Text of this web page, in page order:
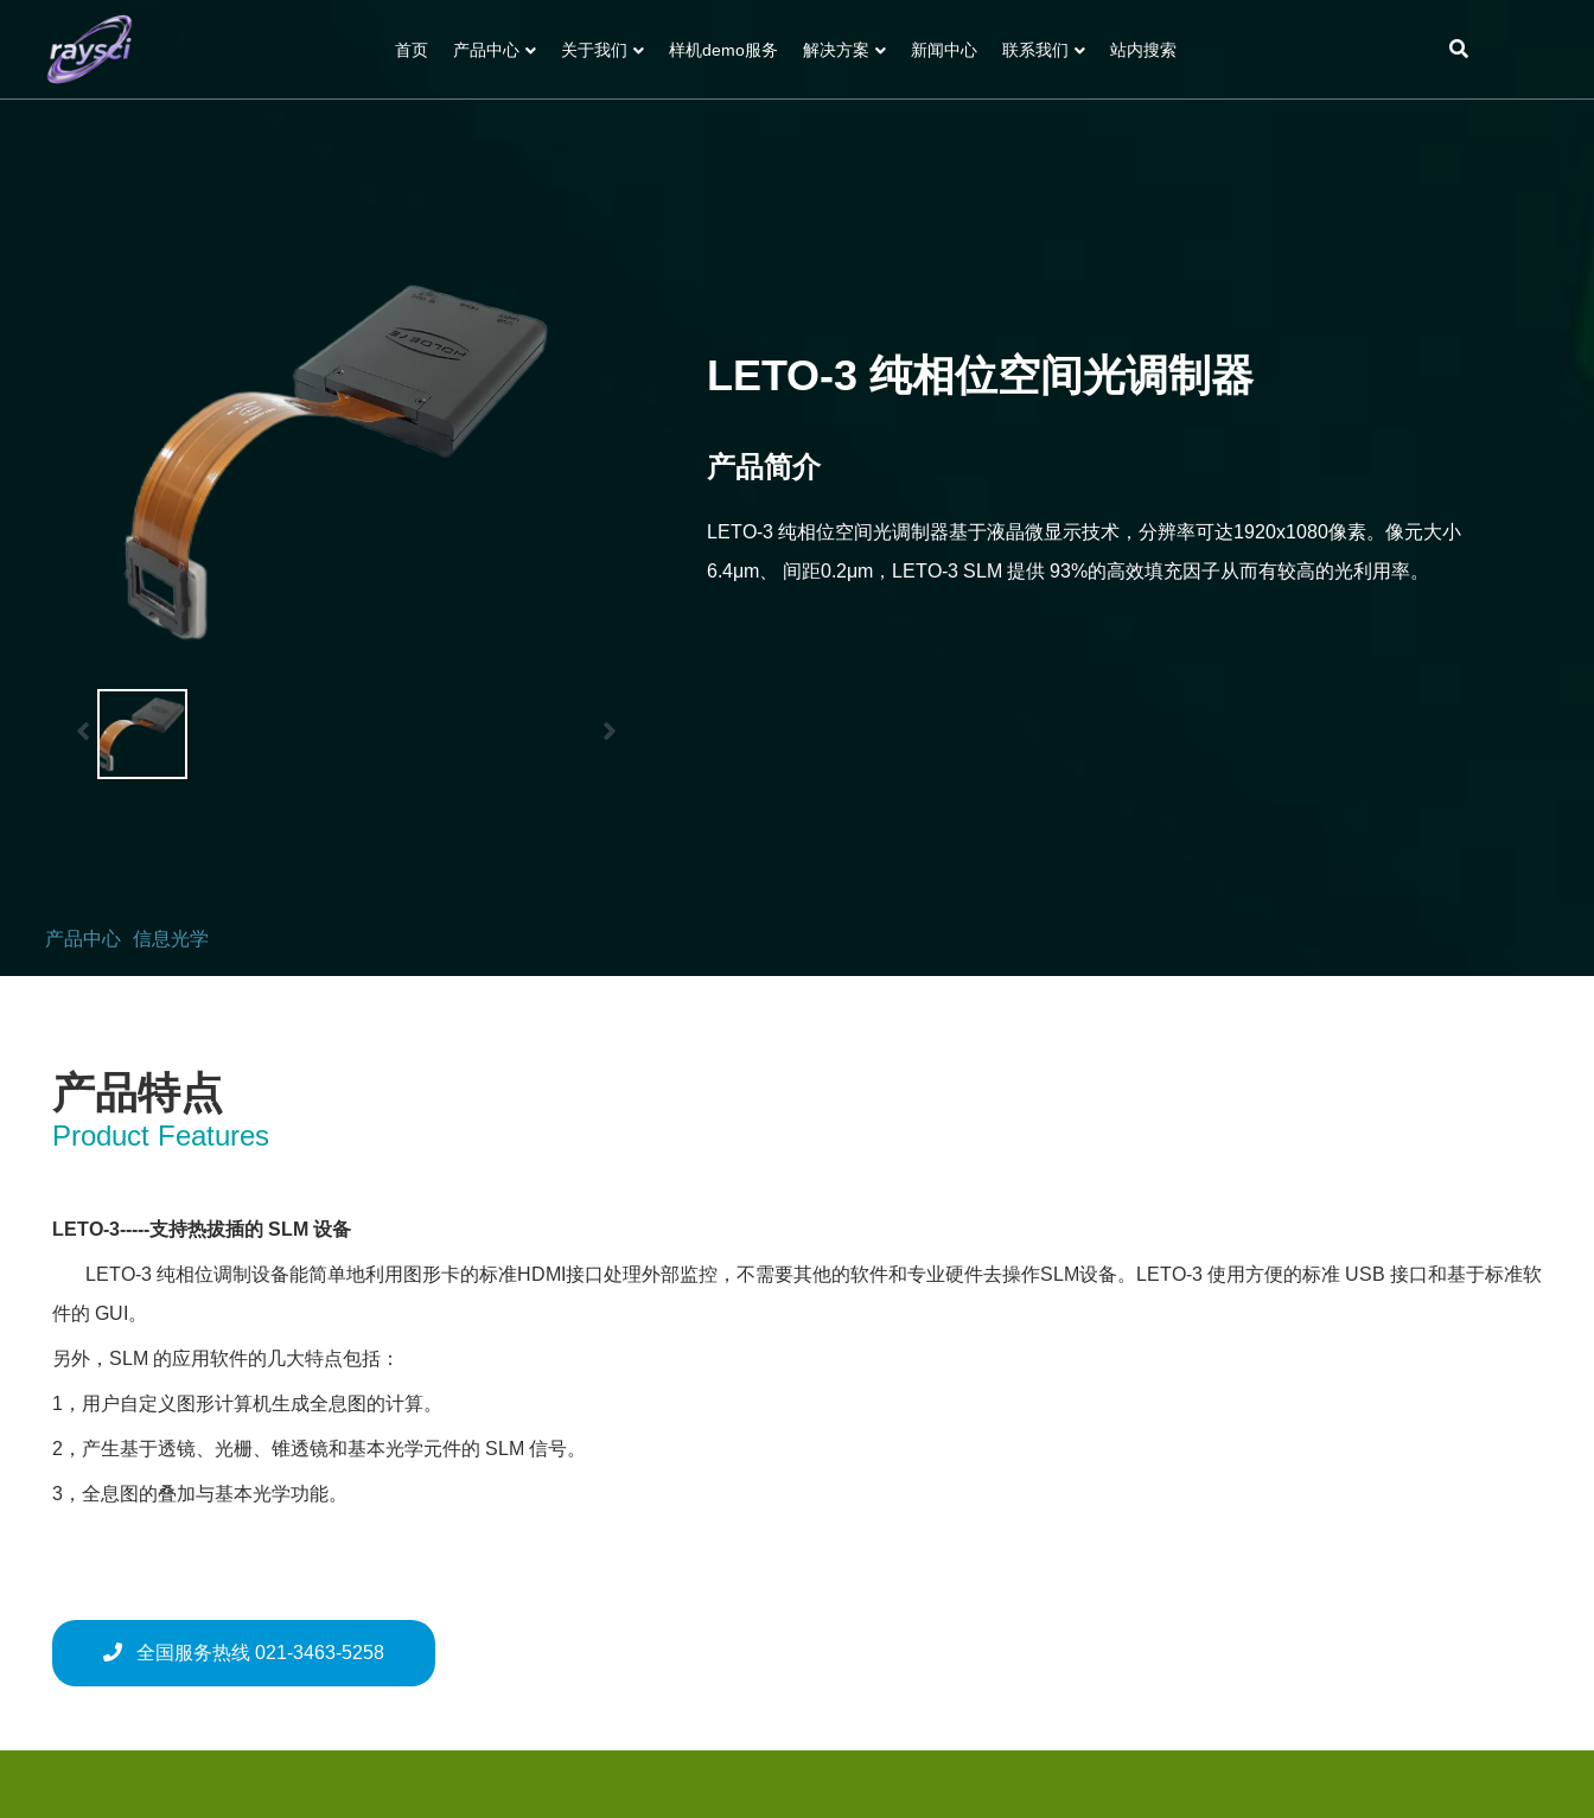
首页 产品中心 关于我们 样机demo服务 解决方案 新闻中心 联系我们 站内搜索
LETO-3 纯相位空间光调制器
产品简介
LETO-3 纯相位空间光调制器基于液晶微显示技术，分辨率可达1920x1080像素。像元大小
6.4μm、 间距0.2μm，LETO-3 SLM 提供 93%的高效填充因子从而有较高的光利用率。
产品中心 信息光学
产品特点
Product Features
LETO-3-----支持热拔插的 SLM 设备
LETO-3 纯相位调制设备能简单地利用图形卡的标准HDMI接口处理外部监控，不需要其他的软件和专业硬件去操作SLM设备。LETO-3 使用方便的标准 USB 接口和基于标准软
件的 GUI。
另外，SLM 的应用软件的几大特点包括：
1，用户自定义图形计算机生成全息图的计算。
2，产生基于透镜、光栅、锥透镜和基本光学元件的 SLM 信号。
3，全息图的叠加与基本光学功能。
全国服务热线 021-3463-5258